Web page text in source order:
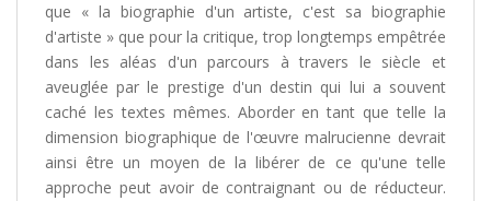
que « la biographie d'un artiste, c'est sa biographie
d'artiste » que pour la critique, trop longtemps empêtrée
dans les aléas d'un parcours à travers le siècle et
aveuglée par le prestige d'un destin qui lui a souvent
caché les textes mêmes. Aborder en tant que telle la
dimension biographique de l'œuvre malrucienne devrait
ainsi être un moyen de la libérer de ce qu'une telle
approche peut avoir de contraignant ou de réducteur.